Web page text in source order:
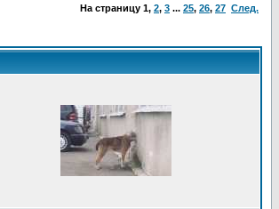
На страницу 1, 2, 3 ... 25, 26, 27 След.